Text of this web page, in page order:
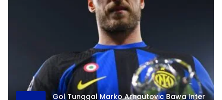
Gol Tunggal Marko Arnautovic Bawa Inter